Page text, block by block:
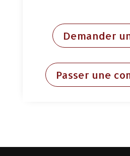
Demander
Passer une